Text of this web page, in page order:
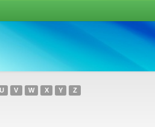
V W X Y Z